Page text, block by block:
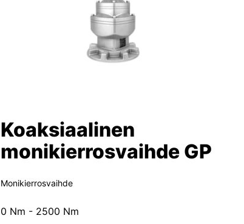
Koaksiaalinen
monikierrosvaihde GP
Monikierrosvaihde
0 Nm - 2500 Nm